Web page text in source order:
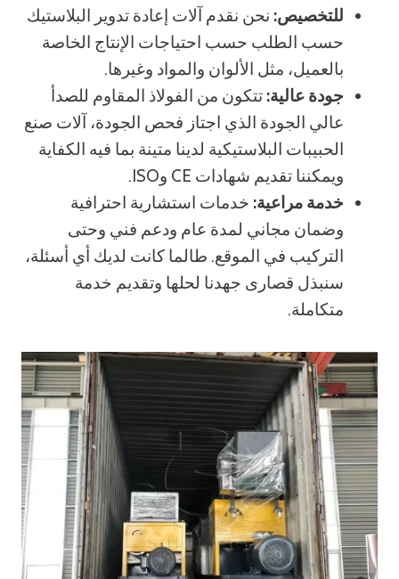
للتخصيص: نحن نقدم آلات إعادة تدوير البلاستيك
حسب الطلب حسب احتياجات الإنتاج الخاصة
بالعميل، مثل الألوان والمواد وغيرها.
جودة عالية: تتكون من الفولاذ المقاوم للصدأ
عالي الجودة الذي اجتاز فحص الجودة، آلات صنع
الحبيبات البلاستيكية لدينا متينة بما فيه الكفاية
ويمكننا تقديم شهادات CE وISO.
خدمة مراعية: خدمات استشارية احترافية
وضمان مجاني لمدة عام ودعم فني وحتى
التركيب في الموقع. طالما كانت لديك أي أسئلة،
سنبذل قصارى جهدنا لحلها وتقديم خدمة
متكاملة.